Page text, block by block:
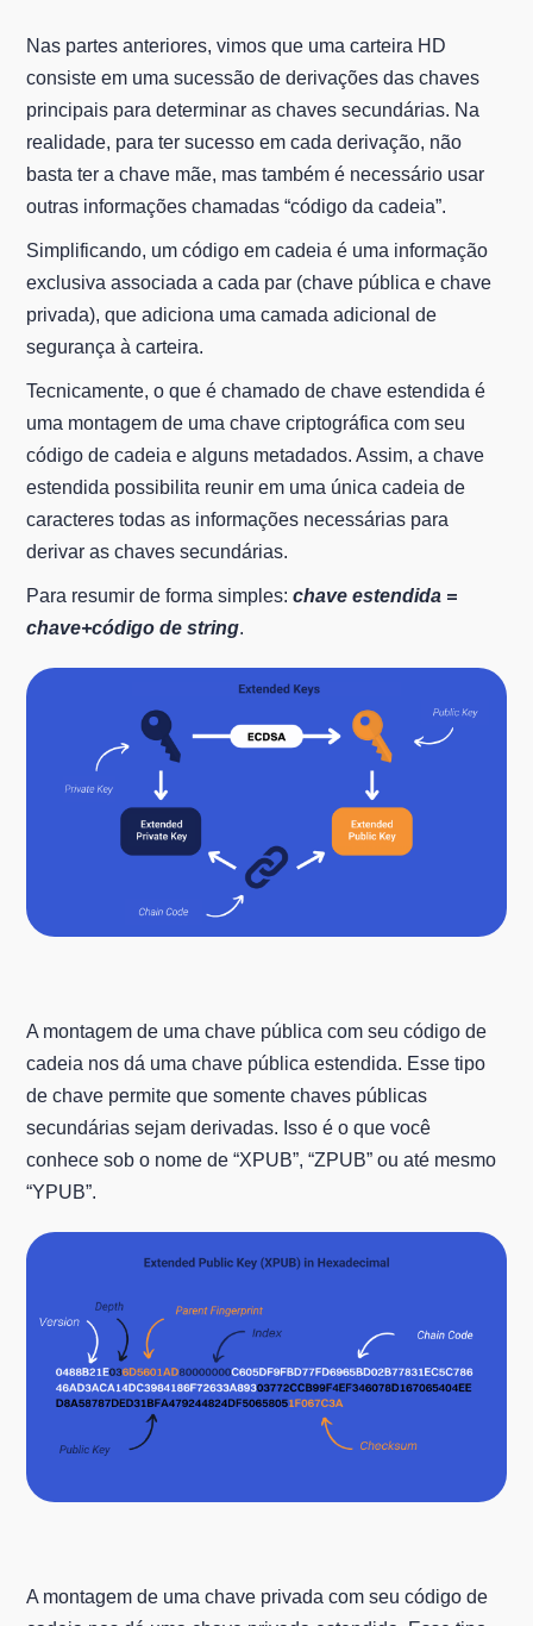
Nas partes anteriores, vimos que uma carteira HD
consiste em uma sucessão de derivações das chaves
principais para determinar as chaves secundárias. Na
realidade, para ter sucesso em cada derivação, não
basta ter a chave mãe, mas também é necessário usar
outras informações chamadas “código da cadeia”.
Simplificando, um código em cadeia é uma informação
exclusiva associada a cada par (chave pública e chave
privada), que adiciona uma camada adicional de
segurança à carteira.
Tecnicamente, o que é chamado de chave estendida é
uma montagem de uma chave criptográfica com seu
código de cadeia e alguns metadados. Assim, a chave
estendida possibilita reunir em uma única cadeia de
caracteres todas as informações necessárias para
derivar as chaves secundárias.
Para resumir de forma simples:chave estendida =
chave+código de string.
A montagem de uma chave pública com seu código de
cadeia nos dá uma chave pública estendida. Esse tipo
de chave permite que somente chaves públicas
secundárias sejam derivadas. Isso é o que você
conhece sob o nome de “XPUB”, “ZPUB” ou até mesmo
“YPUB”.
A montagem de uma chave privada com seu código de